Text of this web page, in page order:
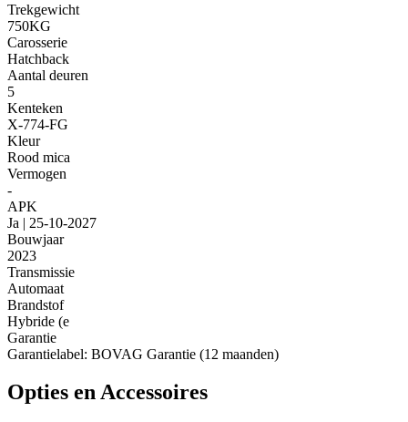
Trekgewicht
750KG
Carosserie
Hatchback
Aantal deuren
5
Kenteken
X-774-FG
Kleur
Rood mica
Vermogen
-
APK
Ja | 25-10-2027
Bouwjaar
2023
Transmissie
Automaat
Brandstof
Hybride (e
Garantie
Garantielabel: BOVAG Garantie (12 maanden)
Opties en Accessoires